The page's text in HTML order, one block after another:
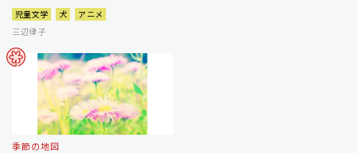
児童文学 犬
アニメ
三辺律子
季節の地図